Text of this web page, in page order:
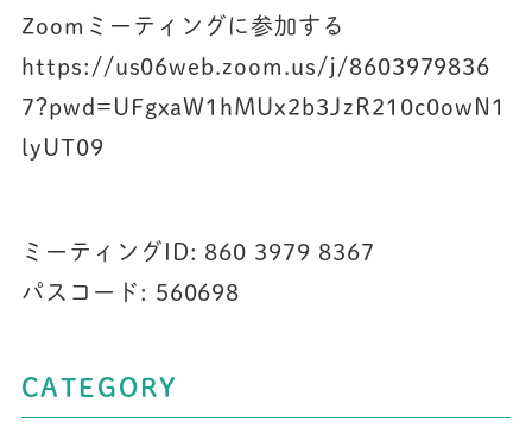
Zoomミーティングに参加する
https://us06web.zoom.us/j/8603979836
7?pwd=UFgxaW1hMUx2b3JzR210c0owN1
lyUT09
ミーティングID: 860 3979 8367
パスコード: 560698
CATEGORY